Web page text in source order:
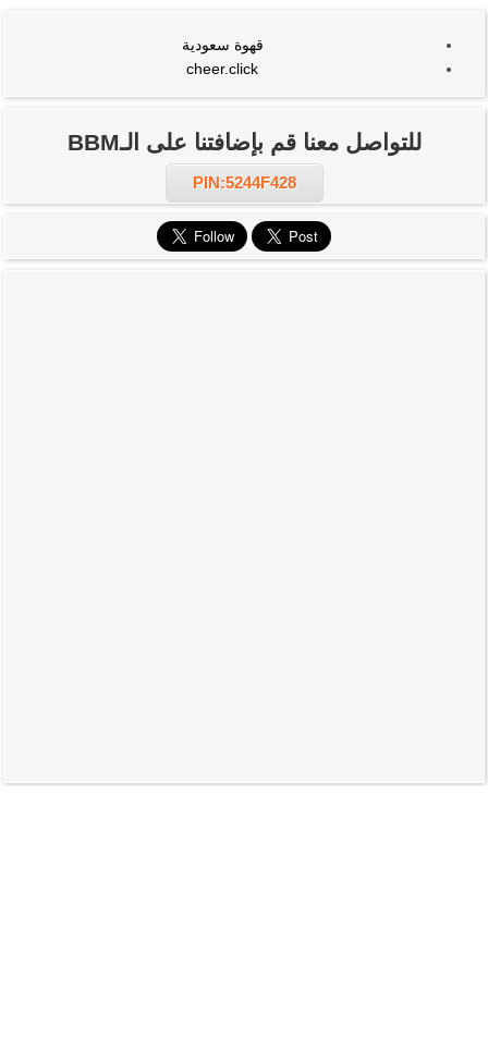
قهوة سعودية
cheer.click
للتواصل معنا قم بإضافتنا على الـBBM
PIN:5244F428